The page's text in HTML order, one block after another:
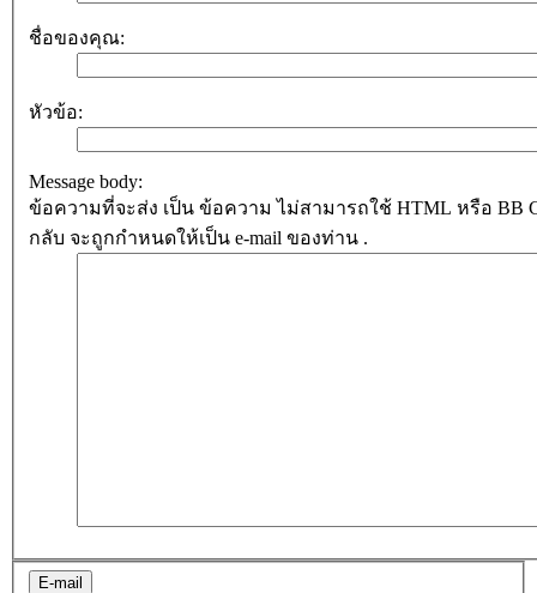
ชื่อของคุณ:
หัวข้อ:
Message body:
ข้อความที่จะส่ง เป็น ข้อความ ไม่สามารถใช้ HTML หรือ BB
กลับ จะถูกกำหนดให้เป็น e-mail ของท่าน .